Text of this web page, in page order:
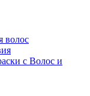
волос
с Волос и